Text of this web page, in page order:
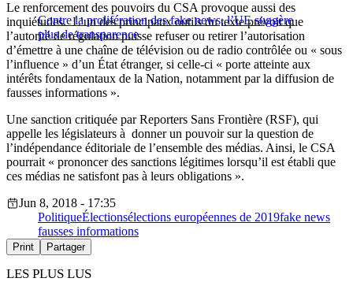
Contre la prolifération des fake news, l’UE suggère
plus de transparence
Le renforcement des pouvoirs du CSA provoque aussi des
inquiétudes. L’un des principaux outils du texte prévoit que
l’autorité de régulation puisse refuser ou retirer l’autorisation
d’émettre à une chaîne de télévision ou de radio contrôlée ou « sous
l’influence » d’un État étranger, si celle-ci « porte atteinte aux
intérêts fondamentaux de la Nation, notamment par la diffusion de
fausses informations ».
Une sanction critiquée par Reporters Sans Frontière (RSF), qui
appelle les législateurs à donner un pouvoir sur la question de
l’indépendance éditoriale de l’ensemble des médias. Ainsi, le CSA
pourrait « prononcer des sanctions légitimes lorsqu’il est établi que
ces médias ne satisfont pas à leurs obligations ».
Jun 8, 2018 - 17:35
PolitiqueÉlectionsélections européennes de 2019fake news
fausses informations
Print Partager
LES PLUS LUS